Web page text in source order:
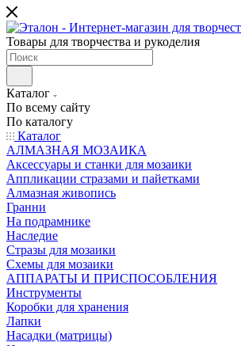
Товары для творчества и рукоделия
Каталог
По всему сайту
По каталогу
Каталог
АЛМАЗНАЯ МОЗАИКА
Аксессуары и станки для мозаики
Аппликации стразами и пайетками
Алмазная живопись
Гранни
На подрамнике
Наследие
Стразы для мозаики
Схемы для мозаики
АППАРАТЫ И ПРИСПОСОБЛЕНИЯ
Инструменты
Коробки для хранения
Лапки
Насадки (матрицы)